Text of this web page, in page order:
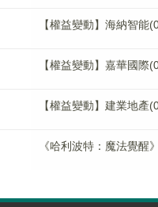
【權益變動】海納智
【權益變動】嘉華國
【權益變動】建業地
《哈利波特：魔法覺